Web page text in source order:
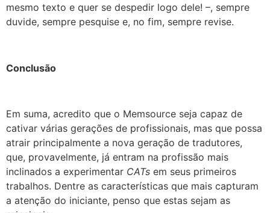
mesmo texto e quer se despedir logo dele! –, sempre
duvide, sempre pesquise e, no fim, sempre revise.
Conclusão
Em suma, acredito que o Memsource seja capaz de
cativar várias gerações de profissionais, mas que possa
atrair principalmente a nova geração de tradutores,
que, provavelmente, já entram na profissão mais
inclinados a experimentar CATs em seus primeiros
trabalhos. Dentre as características que mais capturam
a atenção do iniciante, penso que estas sejam as